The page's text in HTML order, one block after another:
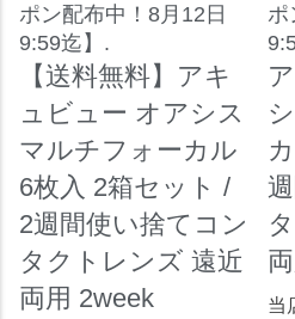
ポン配布中！8月12日
9:59迄】.
【送料無料】アキ
ュビュー オアシス
マルチフォーカル
6枚入 2箱セット /
2週間使い捨てコン
タクトレンズ 遠近
両用 2week
ポ
当